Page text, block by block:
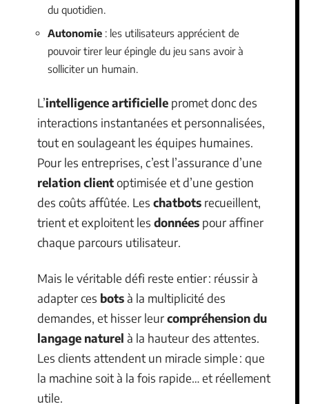
du quotidien.
Autonomie : les utilisateurs apprécient de
pouvoir tirer leur épingle du jeu sans avoir à
solliciter un humain.
L’intelligence artificielle promet donc des
interactions instantanées et personnalisées,
tout en soulageant les équipes humaines.
Pour les entreprises, c’est l’assurance d’une
relation clientoptimisée et d’une gestion
des coûts affûtée. Les chatbots recueillent,
trient et exploitent les données pour affiner
chaque parcours utilisateur.
Mais le véritable défi reste entier : réussir à
adapter ces botsà la multiplicité des
demandes, et hisser leurcompréhension du
langage naturel à la hauteur des attentes.
Les clients attendent un miracle simple : que
la machine soit à la fois rapide… et réellement
utile.